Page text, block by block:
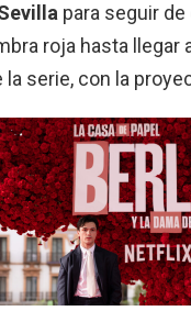
para seguir
roja hasta llegar
serie, con la